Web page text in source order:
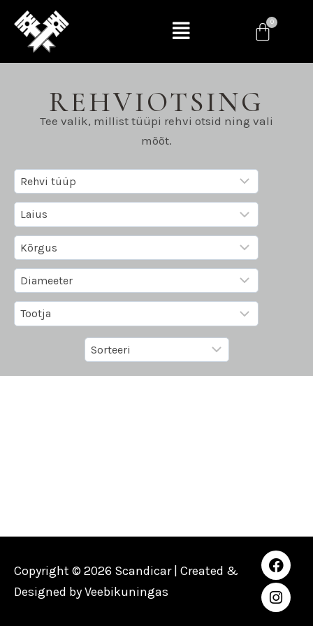
REHVIOTSING
Tee valik, millist tüüpi rehvi otsid ning vali
mõõt.
Copyright © 2026 Scandicar | Created &
Designed byVeebikuningas